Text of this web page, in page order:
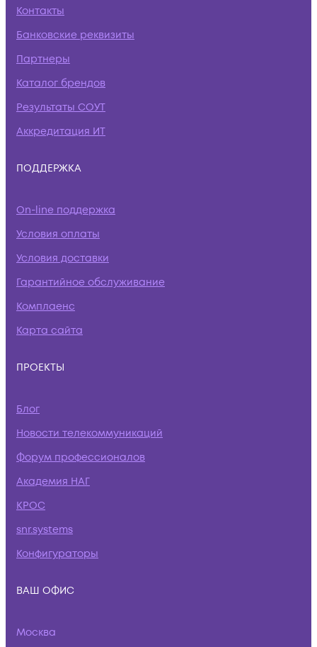
Контакты
Банковские реквизиты
Партнеры
Каталог брендов
Результаты СОУТ
Аккредитация ИТ
ПОДДЕРЖКА
On-line поддержка
Условия оплаты
Условия доставки
Гарантийное обслуживание
Комплаенс
Карта сайта
ПРОЕКТЫ
Блог
Новости телекоммуникаций
Форум профессионалов
Академия НАГ
КРОС
snr.systems
Конфигураторы
ВАШ ОФИС
Москва